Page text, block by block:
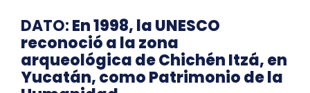
DATO:En 1998, la UNESCO
reconoció a la zona
arqueológica de Chichén Itzá, en
Yucatán, como Patrimonio de la